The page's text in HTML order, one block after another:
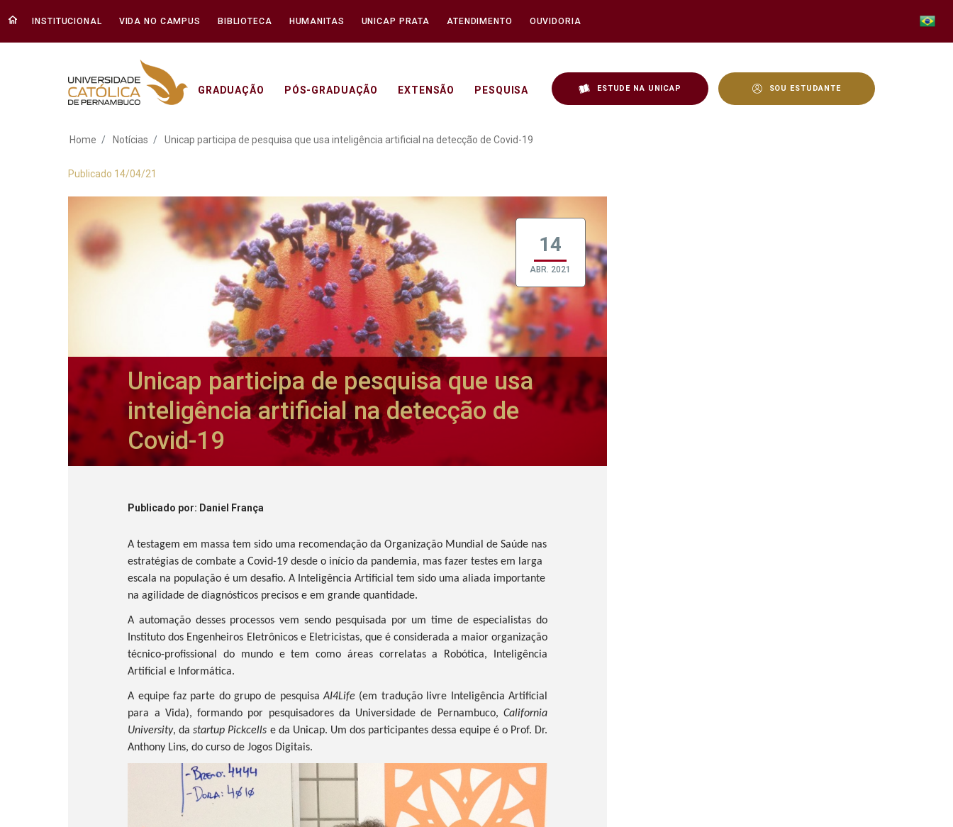
INSTITUCIONAL VIDA NO CAMPUS BIBLIOTECA HUMANITAS UNICAP PRATA ATENDIMENTO OUVIDORIA
GRADUAÇÃO PÓS-GRADUAÇÃO EXTENSÃO PESQUISA ESTUDE NA UNICAP SOU ESTUDANTE
Unicap participa de pesquisa que usa inteligência artificial na
Home Notícias Unicap participa de pesquisa que usa inteligência artificial na detecção de Covid-19
Publicado 14/04/21
14
ABR. 2021
Unicap participa de pesquisa que usa
inteligência artificial na detecção de
Covid-19
Publicado por: Daniel França
A testagem em massa tem sido uma recomendação da Organização Mundial de Saúde nas
estratégias de combate a Covid-19 desde o início da pandemia, mas fazer testes em larga
escala na população é um desafio. A Inteligência Artificial tem sido uma aliada importante
na agilidade de diagnósticos precisos e em grande quantidade.
A automação desses processos vem sendo pesquisada por um time de especialistas do
Instituto dos Engenheiros Eletrônicos e Eletricistas, que é considerada a maior organização
técnico-profissional do mundo e tem como áreas correlatas a Robótica, Inteligência
Artificial e Informática.
A equipe faz parte do grupo de pesquisaAI4Life (em tradução livre Inteligência Artificial
para a Vida), formando por pesquisadores da Universidade de Pernambuco, California
University, dastartup Pickcells e da Unicap. Um dos participantes dessa equipe é o Prof. Dr.
Anthony Lins, do curso de Jogos Digitais.